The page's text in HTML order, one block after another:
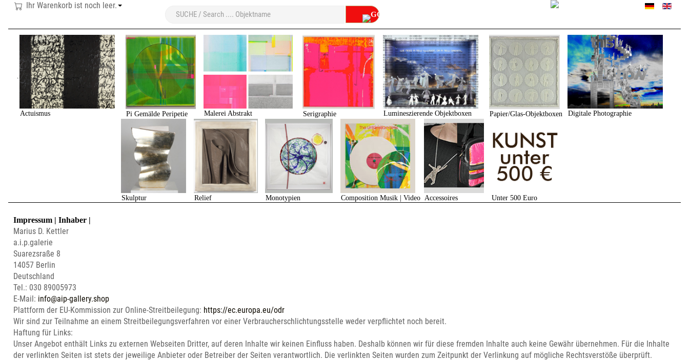
Ihr Warenkorb ist noch leer. Sprache auswählen
.
Actuismus Pi Gemälde Peripetie Malerei Abstrakt Serigraphie Lumineszierende Objektboxen Papier/Glas-Objektboxen Digitale Photographie
Skulptur Relief Monotypien Composition Musik | Video Accessoires Unter 500 Euro
Impressum | Inhaber |
Marius D. Kettler
a.i.p.galerie
Suarezsraße 8
14057 Berlin
Deutschland
Tel.: 030 89005973
E-Mail: info@aip-gallery.shop
Plattform der EU-Kommission zur Online-Streitbeilegung: https://ec.europa.eu/odr
Wir sind zur Teilnahme an einem Streitbeilegungsverfahren vor einer Verbraucherschlichtungsstelle weder verpflichtet noch bereit.
Haftung für Links:
Unser Angebot enthält Links zu externen Webseiten Dritter, auf deren Inhalte wir keinen Einfluss haben. Deshalb können wir für diese fremden Inhalte auch keine Gewähr übernehmen. Für die Inhalte
der verlinkten Seiten ist stets der jeweilige Anbieter oder Betreiber der Seiten verantwortlich. Die verlinkten Seiten wurden zum Zeitpunkt der Verlinkung auf mögliche Rechtsverstöße überprüft.